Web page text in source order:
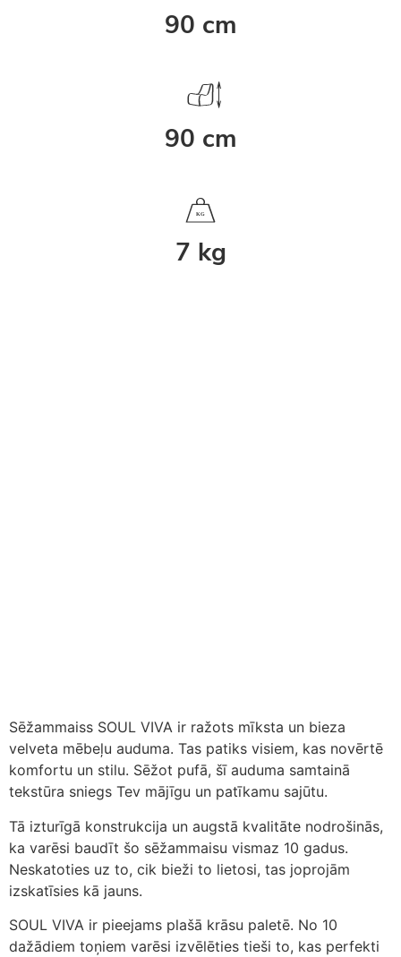
90 cm
90 cm
KG
7 kg
Sēžammaiss SOUL VIVA ir ražots mīksta un bieza
velveta mēbeļu auduma. Tas patiks visiem, kas novērtē
komfortu un stilu. Sēžot pufā, šī auduma samtainā
tekstūra sniegs Tev mājīgu un patīkamu sajūtu.
Tā izturīgā konstrukcija un augstā kvalitāte nodrošinās,
ka varēsi baudīt šo sēžammaisu vismaz 10 gadus.
Neskatoties uz to, cik bieži to lietosi, tas joprojām
izskatīsies kā jauns.
SOUL VIVA ir pieejams plašā krāsu paletē. No 10
dažādiem toņiem varēsi izvēlēties tieši to, kas perfekti